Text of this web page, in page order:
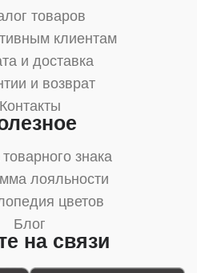
товаров
клиентам
и доставка
и возврат
Контакты
знака
лояльности
цветов
Блог
на связи